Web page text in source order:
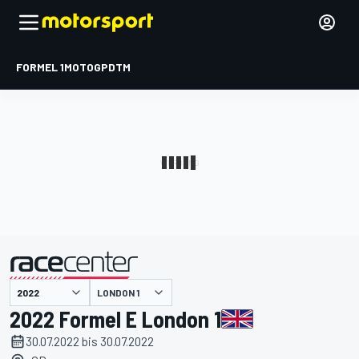
FORMEL 1MOTOGPDTM
LONDON 1
2022 Formel E London 1
30.07.2022 bis 30.07.2022